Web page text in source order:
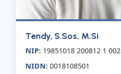
Tendy, S.Sos, M.Si
NIP: 19851018 200812 1 002
NIDN: 0018108501